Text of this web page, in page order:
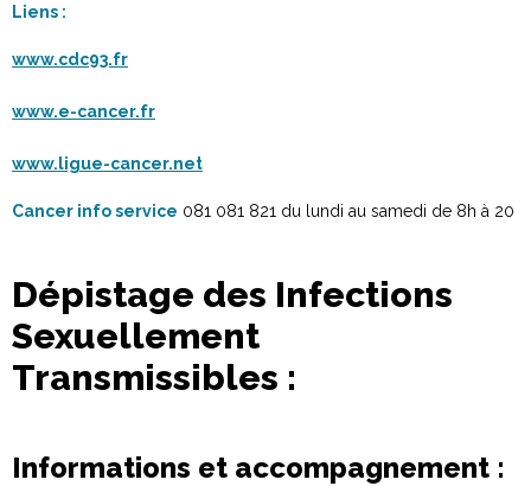
Liens :
www.cdc93.fr
www.e-cancer.fr
www.ligue-cancer.net
Cancer info service 081 081 821 du lundi au samedi de 8h à 20
Dépistage des Infections
Sexuellement
Transmissibles :
Informations et accompagnement :